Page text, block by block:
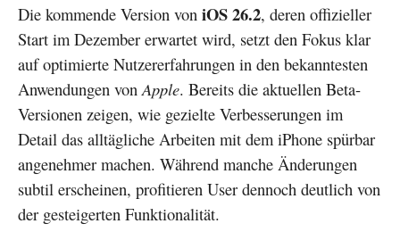
Die kommende Version von iOS 26.2, deren offizieller
Start im Dezember erwartet wird, setzt den Fokus klar
auf optimierte Nutzererfahrungen in den bekanntesten
Anwendungen von Apple. Bereits die aktuellen Beta-
Versionen zeigen, wie gezielte Verbesserungen im
Detail das alltägliche Arbeiten mit dem iPhone spürbar
angenehmer machen. Während manche Änderungen
subtil erscheinen, profitieren User dennoch deutlich von
der gesteigerten Funktionalität.